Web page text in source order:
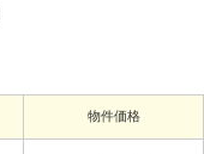
物件価格